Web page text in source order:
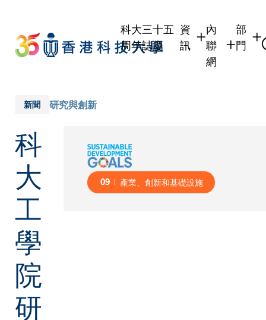
main
content
科大三十五
周年誌慶
資
訊
內
聯
網
部
門
新聞 研究與創新
科
大
工
學
院
研
09 產業、創新和基礎設施